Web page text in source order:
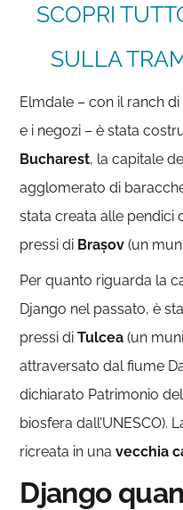
SCOPRI
SULLA
Elmdale – con il ranch
e i negozi – è stata
Bucharest, la capitale
agglomerato di
stata creata alle pendici
pressi di Brașov (un
Per quanto riguarda la
Django nel passato, è
pressi diTulcea (un
attraversato dal fiume
dichiarato Patrimonio
biosfera dall’UNESCO).
ricreata in unavecchia
Django